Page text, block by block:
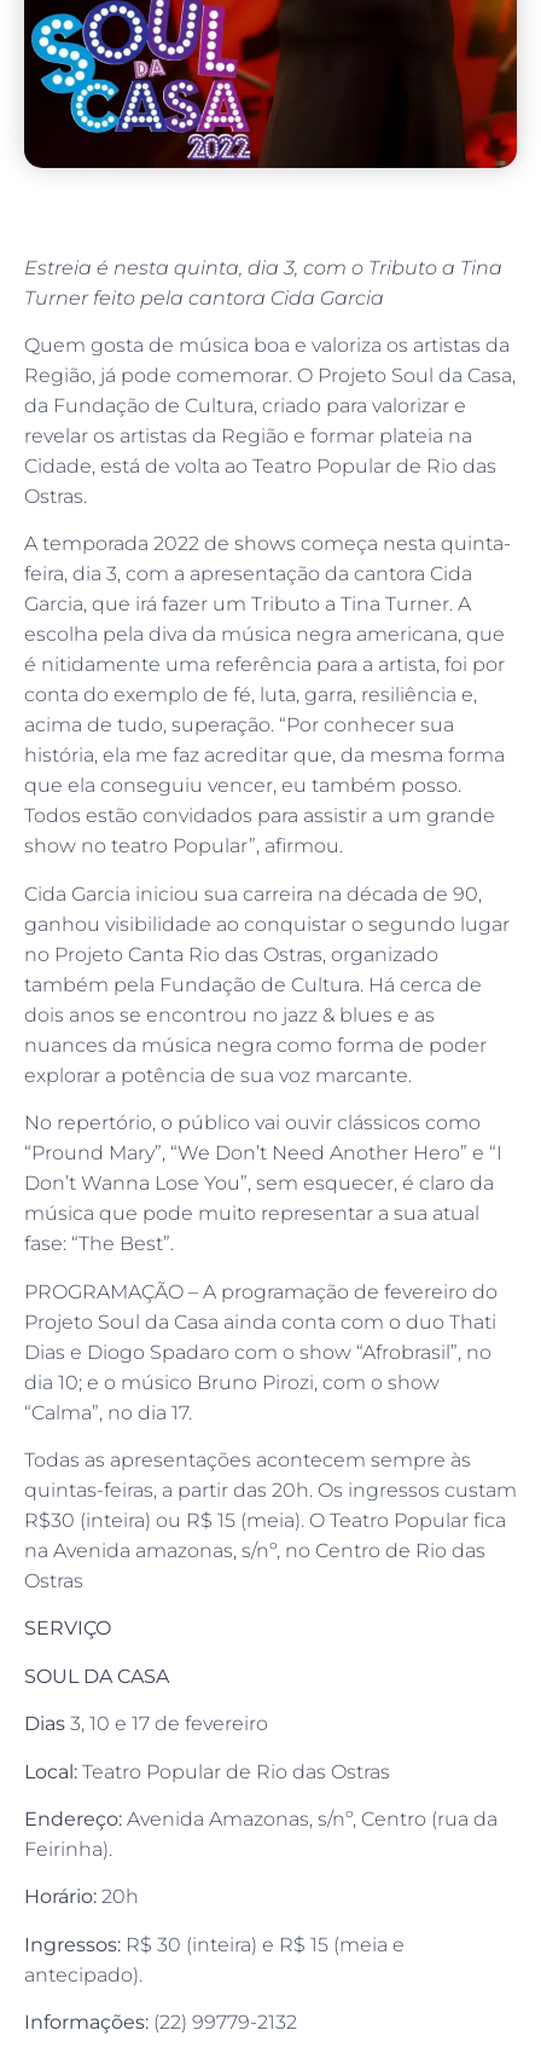
Estreia é nesta quinta, dia 3, com o Tributo a Tina
Turner feito pela cantora Cida Garcia
Quem gosta de música boa e valoriza os artistas da
Região, já pode comemorar. O Projeto Soul da Casa,
da Fundação de Cultura, criado para valorizar e
revelar os artistas da Região e formar plateia na
Cidade, está de volta ao Teatro Popular de Rio das
Ostras.
A temporada 2022 de shows começa nesta quinta-
feira, dia 3, com a apresentação da cantora Cida
Garcia, que irá fazer um Tributo a Tina Turner. A
escolha pela diva da música negra americana, que
é nitidamente uma referência para a artista, foi por
conta do exemplo de fé, luta, garra, resiliência e,
acima de tudo, superação. “Por conhecer sua
história, ela me faz acreditar que, da mesma forma
que ela conseguiu vencer, eu também posso.
Todos estão convidados para assistir a um grande
show no teatro Popular”, afirmou.
Cida Garcia iniciou sua carreira na década de 90,
ganhou visibilidade ao conquistar o segundo lugar
no Projeto Canta Rio das Ostras, organizado
também pela Fundação de Cultura. Há cerca de
dois anos se encontrou no jazz & blues e as
nuances da música negra como forma de poder
explorar a potência de sua voz marcante.
No repertório, o público vai ouvir clássicos como
“Pround Mary”, “We Don’t Need Another Hero” e “I
Don’t Wanna Lose You”, sem esquecer, é claro da
música que pode muito representar a sua atual
fase: “The Best”.
PROGRAMAÇÃO – A programação de fevereiro do
Projeto Soul da Casa ainda conta com o duo Thati
Dias e Diogo Spadaro com o show “Afrobrasil”, no
dia 10; e o músico Bruno Pirozi, com o show
“Calma”, no dia 17.
Todas as apresentações acontecem sempre às
quintas-feiras, a partir das 20h. Os ingressos custam
R$30 (inteira) ou R$ 15 (meia). O Teatro Popular fica
na Avenida amazonas, s/nº, no Centro de Rio das
Ostras
SERVIÇO
SOUL DA CASA
Dias 3, 10 e 17 de fevereiro
Local: Teatro Popular de Rio das Ostras
Endereço: Avenida Amazonas, s/nº, Centro (rua da
Feirinha).
Horário: 20h
Ingressos: R$ 30 (inteira) e R$ 15 (meia e
antecipado).
Informações: (22) 99779-2132